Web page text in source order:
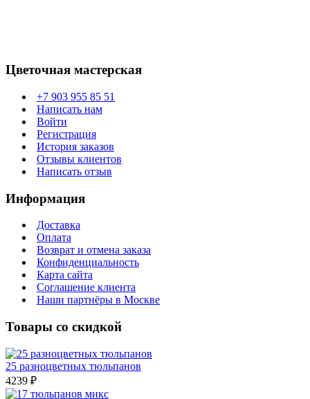
Цветочная мастерская
+7 903 955 85 51
Написать нам
Войти
Регистрация
История заказов
Отзывы клиентов
Написать отзыв
Информация
Доставка
Оплата
Возврат и отмена заказа
Конфиденциальность
Карта сайта
Соглашение клиента
Наши партнёры в Москве
Товары со скидкой
25 разноцветных тюльпанов
4239 ₽